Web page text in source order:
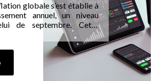
globale s’est établie à
annuel, un niveau
de septembre. Cette
que la désinflation
avec une inflation
à 2 % dans les mois